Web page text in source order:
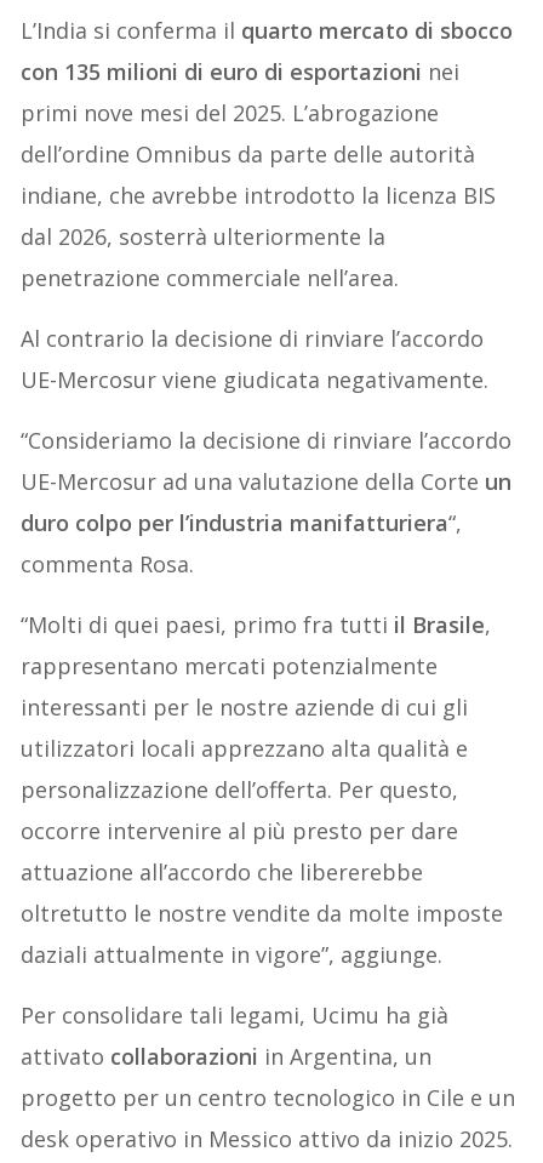
L’India si conferma il quarto mercato di sbocco
con 135 milioni di euro di esportazioni nei
primi nove mesi del 2025. L’abrogazione
dell’ordine Omnibus da parte delle autorità
indiane, che avrebbe introdotto la licenza BIS
dal 2026, sosterrà ulteriormente la
penetrazione commerciale nell’area.
Al contrario la decisione di rinviare l’accordo
UE-Mercosur viene giudicata negativamente.
“Consideriamo la decisione di rinviare l’accordo
UE-Mercosur ad una valutazione della Corte un
duro colpo per l’industria manifatturiera“,
commenta Rosa.
“Molti di quei paesi, primo fra tutti il Brasile,
rappresentano mercati potenzialmente
interessanti per le nostre aziende di cui gli
utilizzatori locali apprezzano alta qualità e
personalizzazione dell’offerta. Per questo,
occorre intervenire al più presto per dare
attuazione all’accordo che libererebbe
oltretutto le nostre vendite da molte imposte
daziali attualmente in vigore”, aggiunge.
Per consolidare tali legami, Ucimu ha già
attivato collaborazioni in Argentina, un
progetto per un centro tecnologico in Cile e un
desk operativo in Messico attivo da inizio 2025.